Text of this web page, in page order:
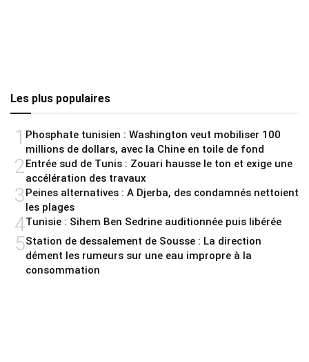
Les plus populaires
1 Phosphate tunisien : Washington veut mobiliser 100
millions de dollars, avec la Chine en toile de fond
2 Entrée sud de Tunis : Zouari hausse le ton et exige une
accélération des travaux
3Peines alternatives : A Djerba, des condamnés nettoient
les plages
4Tunisie : Sihem Ben Sedrine auditionnée puis libérée
5Station de dessalement de Sousse : La direction
dément les rumeurs sur une eau impropre à la
consommation